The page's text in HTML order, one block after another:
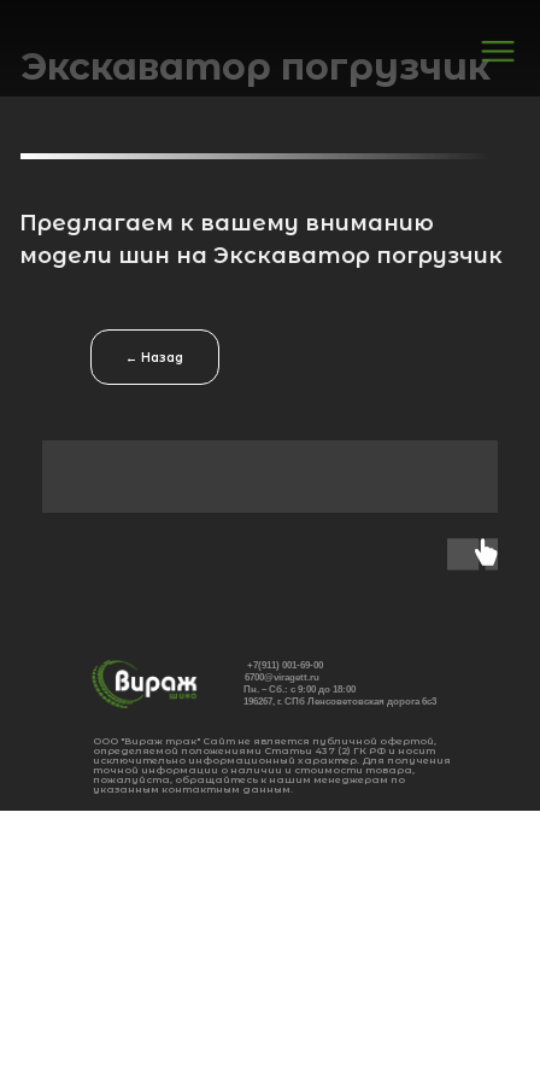
← Назад
Экскаватор погрузчик
Предлагаем к вашему вниманию
модели шин на Экскаватор погрузчик
+7(911) 001-69-00
6700@viragett.ru
196267, г. СПб Ленсоветовская дорога 6с3
Пн. – Сб.: с 9:00 до 18:00
ООО "Вираж трак" Сайт не является публичной офертой,
определяемой положениями Статьи 437 (2) ГК РФ и носит
исключительно информационный характер. Для получения
точной информации о наличии и стоимости товара,
пожалуйста, обращайтесь к нашим менеджерам по
указанным контактным данным.